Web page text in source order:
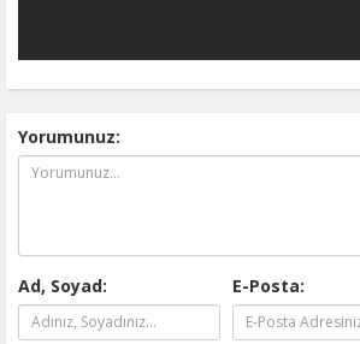
Yorumunuz:
Ad, Soyad: E-Posta: